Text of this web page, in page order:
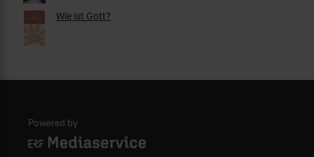
Wie ist Gott?
Powered by
Logo - ERF Mediaservice